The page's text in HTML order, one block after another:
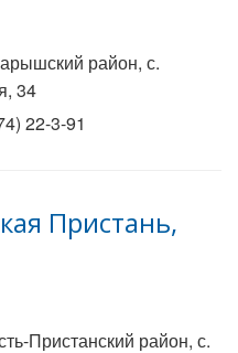
район, с.
34
22-3-91
Пристань,
Пристанский район, с.